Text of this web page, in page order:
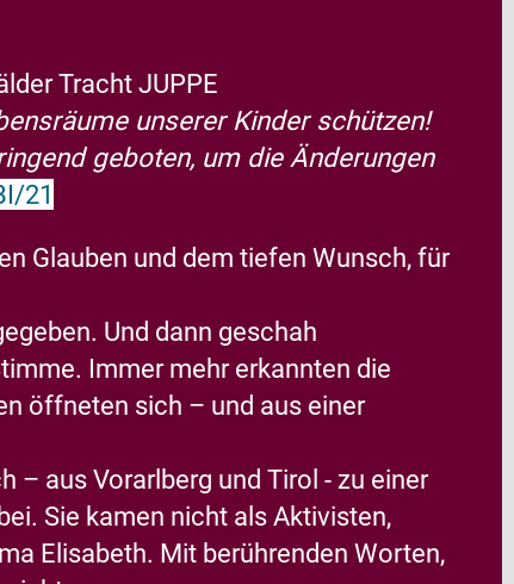
Tracht JUPPE
unserer Kinder schützen!
geboten, um die Änderungen
21
Glauben und dem tiefen Wunsch, für
Und dann geschah
Immer mehr erkannten die
öffneten sich – und aus einer
– aus Vorarlberg und Tirol - zu einer
Sie kamen nicht als Aktivisten,
Elisabeth. Mit berührenden Worten,